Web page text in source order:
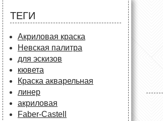
ТЕГИ
Акриловая краска
Невская палитра
для эскизов
кювета
Краска акварельная
линер
акриловая
Faber-Castell